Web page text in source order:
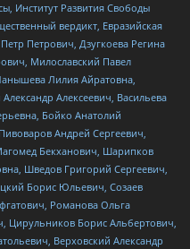
Институт Развития Свободы
вердикт, Евразийская
Петрович, Дзугкоева Регина
Милославский Павел
Лилия Айратовна,
Алексеевич, Васильева
Бойко Анатолий
Андрей Сергеевич,
Бекханович, Шарипков
Шведов Григорий Сергеевич,
Борис Юльевич, Созаев
Романова Ольга
Цирульников Борис Альбертович,
Верховский Александр